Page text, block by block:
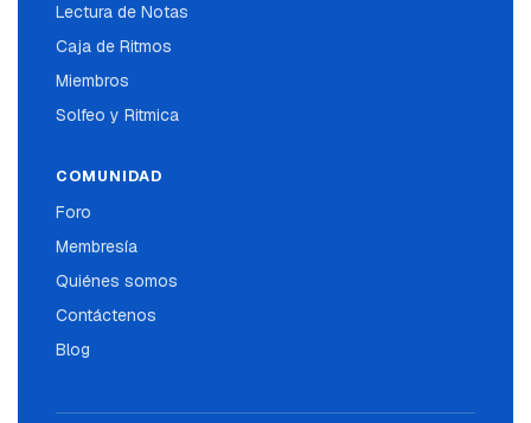
Lectura de Notas
Caja de Ritmos
Miembros
Solfeo y Ritmica
COMUNIDAD
Foro
Membresía
Quiénes somos
Contáctenos
Blog